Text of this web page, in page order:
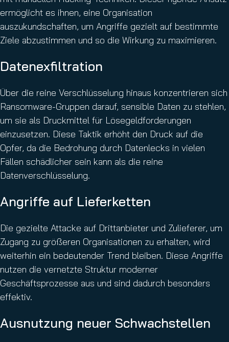
ermöglicht es ihnen, eine Organisation
auszukundschaften, um Angriffe gezielt auf bestimmte
Ziele abzustimmen und so die Wirkung zu maximieren.
Datenexfiltration
Über die reine Verschlüsselung hinaus konzentrieren sich
Ransomware-Gruppen darauf, sensible Daten zu stehlen,
um sie als Druckmittel für Lösegeldforderungen
einzusetzen. Diese Taktik erhöht den Druck auf die
Opfer, da die Bedrohung durch Datenlecks in vielen
Fällen schädlicher sein kann als die reine
Datenverschlüsselung.
Angriffe auf Lieferketten
Die gezielte Attacke auf Drittanbieter und Zulieferer, um
Zugang zu größeren Organisationen zu erhalten, wird
weiterhin ein bedeutender Trend bleiben. Diese Angriffe
nutzen die vernetzte Struktur moderner
Geschäftsprozesse aus und sind dadurch besonders
effektiv.
Ausnutzung neuer Schwachstellen